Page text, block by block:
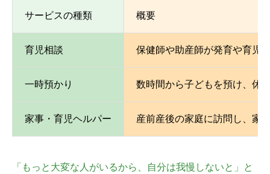
サービスの種類 概要
育児相談 保健師や助産師が発育や育児
一時預かり 数時間から子どもを預け、休
家事・育児ヘルパー 産前産後の家庭に訪問し、家
「もっと大変な人がいるから、自分は我慢しないと」と